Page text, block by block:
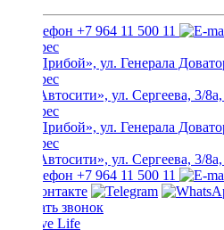
+7 964 11 500 11
ТЦ «Прибой», ул. Генерала
ТЦ «Автосити», ул. Сергеева, 3/
ТЦ «Прибой», ул. Генерала
ТЦ «Автосити», ул. Сергеева, 3/
+7 964 11 500 11
Заказать звонок